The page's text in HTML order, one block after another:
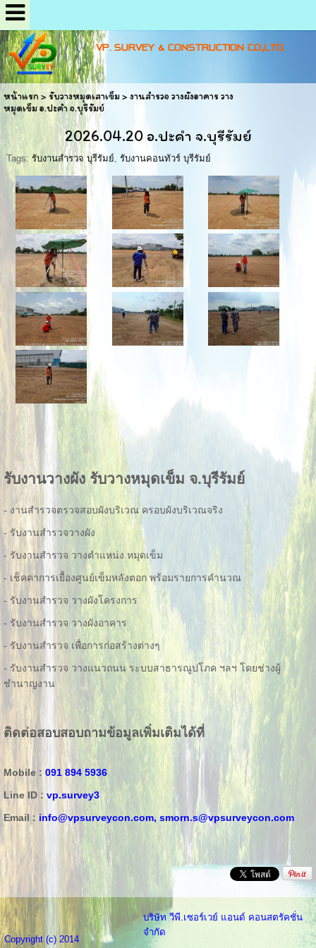
VP. SURVEY & CONSTRUCTION CO.,LTD.
หน้าแรก >รับวางหมุดเสาเข็ม > งานสำรวจ วางผังอาคาร วาง
หมุดเข็ม อ.ปะคำ จ.บุรีรัมย์
2026.04.20 อ.ปะคำ จ.บุรีรัมย์
Tags: รับงานสำรวจ บุรีรัมย์, รับงานคอนทัวร์ บุรีรัมย์
รับงานวางผัง รับวางหมุดเข็ม จ.บุรีรัมย์
- งานสำรวจตรวจสอบผังบริเวณ ครอบผังบริเวณจริง
- รับงานสำรวจวางผัง
- รับงานสำรวจ วางตำแหน่ง หมุดเข็ม
- เช็คค่าการเยื้องศูนย์เข็มหลังตอก พร้อมรายการคำนวณ
- รับงานสำรวจ วางผังโครงการ
- รับงานสำรวจ วางผังอาคาร
- รับงานสำรวจ เพื่อการก่อสร้างต่างๆ
- รับงานสำรวจ วางแนวถนน ระบบสาธารณูปโภค ฯลฯ โดยช่างผู้
ชำนาญงาน
ติดต่อสอบสอบถามข้อมูลเพิ่มเติมได้ที่
Mobile : 091 894 5936
Line ID : vp.survey3
Email : info@vpsurveycon.com, smorn.s@vpsurveycon.com
Copyright (c) 2014
บริษัท วีพี.เซอร์เวย์ แอนด์ คอนสตรัคชั่น
จำกัด